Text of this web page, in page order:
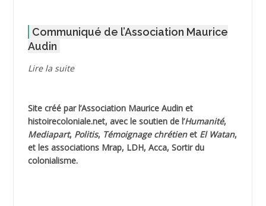
AGOULMINE
AHLOUCHE Mabrouk *
AIBLIED Ahmed
Communiqué de l’Association Maurice
Audin
Lire la suite
Site créé par l’Association Maurice Audinet
histoirecoloniale.net, avec le soutien de l’Humanité,
Mediapart, Politis, Témoignage chrétienet El Watan,
et les associations Mrap, LDH, Acca, Sortir du
colonialisme.